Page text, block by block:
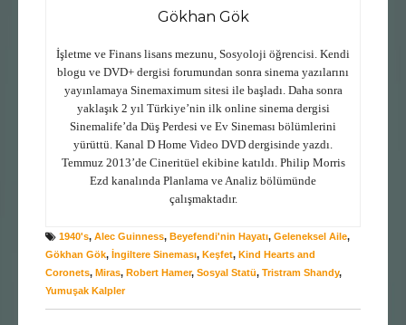
Gökhan Gök
İşletme ve Finans lisans mezunu, Sosyoloji öğrencisi. Kendi
blogu ve DVD+ dergisi forumundan sonra sinema yazılarını
yayınlamaya Sinemaximum sitesi ile başladı. Daha sonra
yaklaşık 2 yıl Türkiye’nin ilk online sinema dergisi
Sinemalife’da Düş Perdesi ve Ev Sineması bölümlerini
yürüttü. Kanal D Home Video DVD dergisinde yazdı.
Temmuz 2013’de Cineritüel ekibine katıldı. Philip Morris
Ezd kanalında Planlama ve Analiz bölümünde
çalışmaktadır.
1940's, Alec Guinness, Beyefendi'nin Hayatı, Geleneksel Aile,
Gökhan Gök, İngiltere Sineması, Keşfet, Kind Hearts and
Coronets, Miras, Robert Hamer, Sosyal Statü, Tristram Shandy,
Yumuşak Kalpler